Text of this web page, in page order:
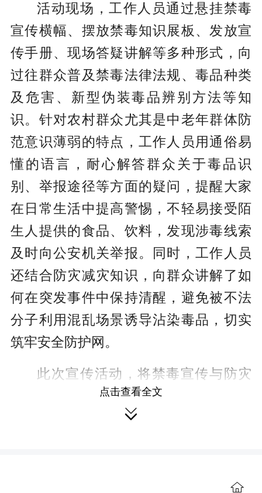
活动现场，工作人员通过悬挂禁毒
宣传横幅、摆放禁毒知识展板、发放宣
传手册、现场答疑讲解等多种形式，向
过往群众普及禁毒法律法规、毒品种类
及危害、新型伪装毒品辨别方法等知
识。 针对农村群众尤其是中老年群体防
范意识薄弱的特点，工作人员用通俗易
懂的语言，耐心解答群众关于毒品识
别、举报途径等方面的疑问，提醒大家
在日常生活中提高警惕，不轻易接受陌
生人提供的食品、饮料，发现涉毒线索
及时向公安机关举报。同时，工作人员
还结合防灾减灾知识，向群众讲解了如
何在突发事件中保持清醒，避免被不法
分子利用混乱场景诱导沾染毒品，切实
筑牢安全防护网。
此次宣传活动，将禁毒宣传与防灾
减灾宣传有机结合，既提升了群众的防
灾避险能力，也进一步扩大了禁毒宣传
点击查看全文
